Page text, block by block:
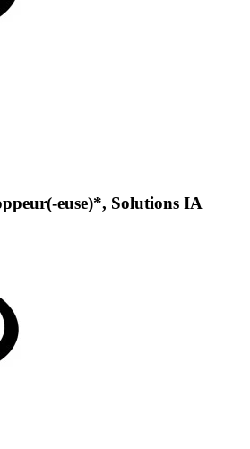
euse)*, Solutions IA